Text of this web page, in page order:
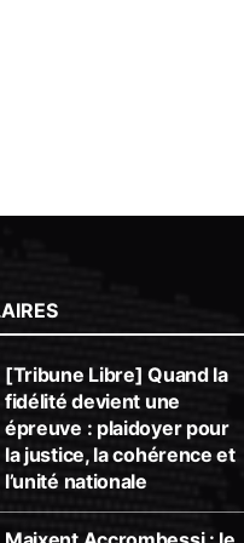
[Tribune Libre] Quand la
fidélité devient une
épreuve : plaidoyer pour
la justice, la cohérence et
l’unité nationale